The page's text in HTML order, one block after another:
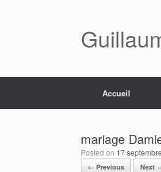
Accueil
mariage
Posted on 17
← Previous Next